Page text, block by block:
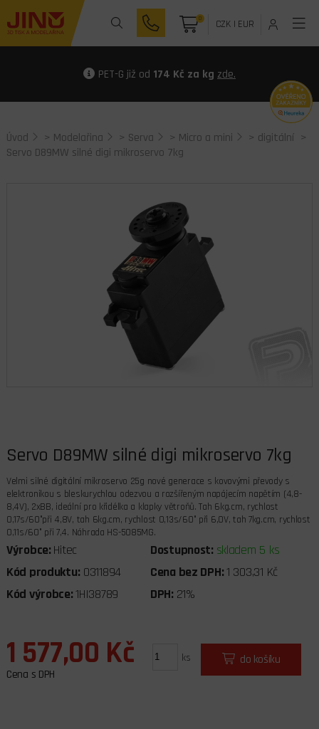
0 CZK| EUR
PET-G již od 174 Kč za kg zde.
Úvod > Modelařina > Serva > Micro a mini > digitální >
Servo D89MW silné digi mikroservo 7kg
Servo D89MW silné digi mikroservo 7kg
Velmi silné digitální mikroservo 25g nové generace s kovovými převody s
elektronikou s bleskurychlou odezvou a rozšířeným napájecím napětím (4,8-
8,4V), 2xBB, ideální pro křidélka a klapky větroňů. Tah 6kg.cm, rychlost
0,17s/60°při 4,8V, tah 6kg.cm, rychlost 0,13s/60° při 6,0V, tah 7kg.cm, rychlost
0,11s/60° při 7,4. Náhrada HS-5085MG.
Výrobce: Hitec Dostupnost: skladem 5 ks
Kód produktu: 0311894 Cena bez DPH:1 303,31 Kč
Kód výrobce:1HI38789 DPH: 21%
1 577,00 Kč
Cena s DPH
ks do košíku